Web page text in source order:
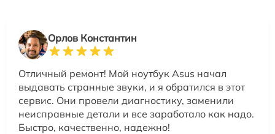
Орлов Константин
Отличный ремонт! Мой ноутбук Asus начал
выдавать странные звуки, и я обратился в этот
сервис. Они провели диагностику, заменили
неисправные детали и все заработало как надо.
Быстро, качественно, надежно!